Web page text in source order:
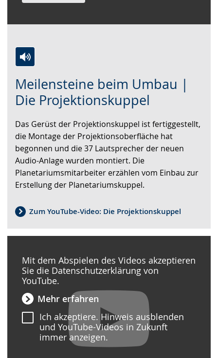
Meilensteine beim Umbau |
Die Projektionskuppel
Leichten
Sprache
wechseln.
Audio-
Unterstützung.
Video
in
Deutscher
Gebärdensprache
wird
angezeigt.
Das Gerüst der Projektionskuppel ist fertiggestellt,
die Montage der Projektionsoberfläche hat
begonnen und die 37 Lautsprecher der neuen
Audio-Anlage wurden montiert. Die
Planetariumsmitarbeiter erzählen vom Einbau zur
Erstellung der Planetariumskuppel.
Zum YouTube-Video: Die Projektionskuppel
Mit dem Abspielen des Videos akzeptieren
Sie die Datenschutzerklärung von
YouTube.
Mehr erfahren
Ich akzeptiere. Hinweis ausblenden
und YouTube-Videos in Zukunft
immer anzeigen.